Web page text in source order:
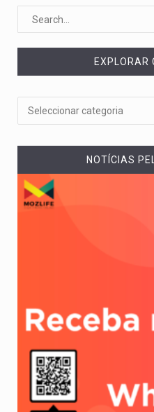
EXPLORAR
NOTÍCIAS